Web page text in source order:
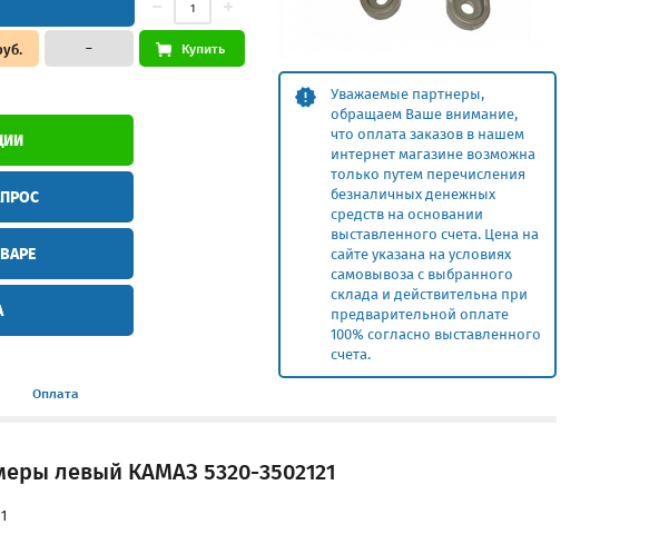
Уважаемые партнеры,
обращаем Ваше внимание,
что оплата заказов в нашем
интернет магазине возможна
только путем перечисления
безналичных денежных
средств на основании
выставленного счета. Цена на
сайте указана на условиях
самовывоза с выбранного
склада и действительна при
предварительной оплате
100% согласно выставленного
счета.
– Купить
Оплата
левый КАМАЗ 5320-3502121